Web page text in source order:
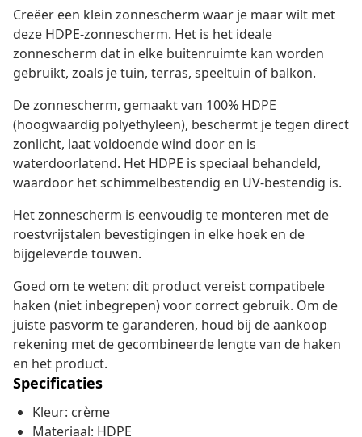
Creëer een klein zonnescherm waar je maar wilt met
deze HDPE-zonnescherm. Het is het ideale
zonnescherm dat in elke buitenruimte kan worden
gebruikt, zoals je tuin, terras, speeltuin of balkon.
De zonnescherm, gemaakt van 100% HDPE
(hoogwaardig polyethyleen), beschermt je tegen direct
zonlicht, laat voldoende wind door en is
waterdoorlatend. Het HDPE is speciaal behandeld,
waardoor het schimmelbestendig en UV-bestendig is.
Het zonnescherm is eenvoudig te monteren met de
roestvrijstalen bevestigingen in elke hoek en de
bijgeleverde touwen.
Goed om te weten: dit product vereist compatibele
haken (niet inbegrepen) voor correct gebruik. Om de
juiste pasvorm te garanderen, houd bij de aankoop
rekening met de gecombineerde lengte van de haken
en het product.
Specificaties
Kleur: crème
Materiaal: HDPE